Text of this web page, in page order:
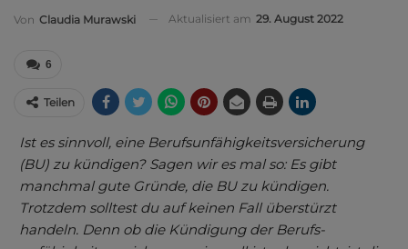
Von Claudia Murawski Aktualisiert am 29. August 2022
6
Teilen
Ist es sinnvoll, eine Berufs­unfähigkeits­versicherung
(BU) zu kündigen? Sagen wir es mal so: Es gibt
manchmal gute Gründe, die BU zu kündigen.
Trotzdem solltest du auf keinen Fall überstürzt
handeln. Denn ob die Kündigung der Berufs­